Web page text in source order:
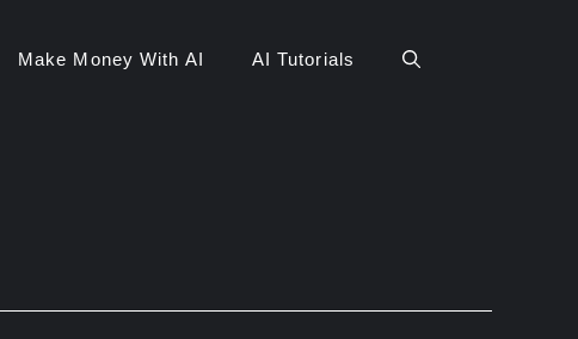
Make Money With AI AI Tutorials